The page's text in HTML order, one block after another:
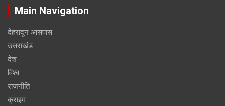
Main Navigation
देहरादून आसपास
उत्तराखंड
देश
विश्व
राजनीति
क्राइम